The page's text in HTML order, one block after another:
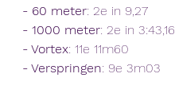
- 60 meter: 2e in 9,27
- 1000 meter: 2e in 3:43,16
- Vortex: 11e 11m60
- Verspringen: 9e 3m03